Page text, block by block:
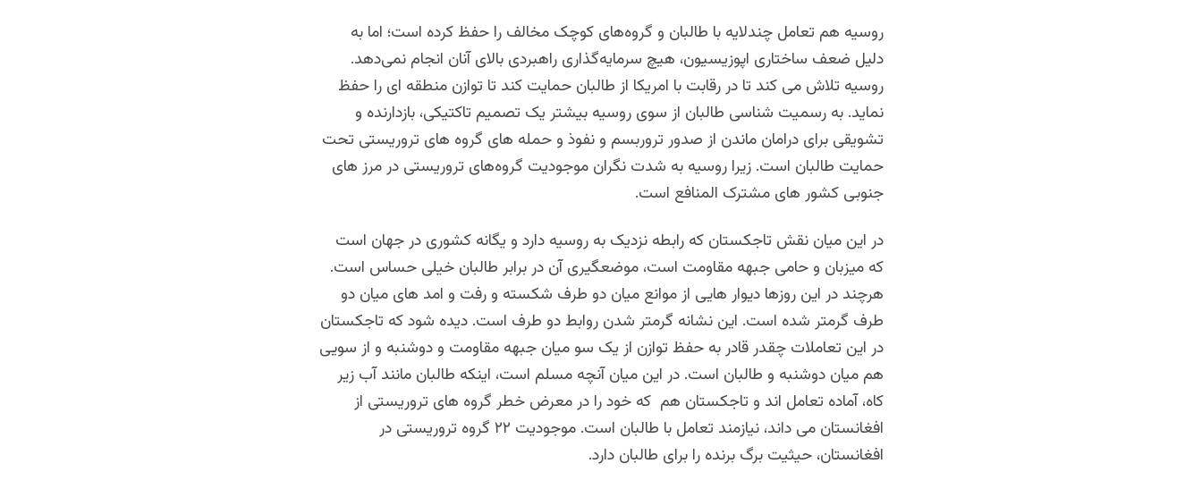
روسیه هم تعامل چندلایه با طالبان و گروه‌های کوچک مخالف را حفظ کرده است؛ اما به
دلیل ضعف ساختاری اپوزیسیون، هیچ سرمایه‌گذاری راهبردی بالای آنان انجام نمی‌دهد.
روسیه تلاش می کند تا در رقابت با امریکا از طالبان حمایت کند تا توازن منطقه ای را حفظ
نماید. به رسمیت شناسی طالبان از سوی روسیه بیشتر یک تصمیم تاکتیکی، بازدارنده و
تشویقی برای درامان ماندن از صدور تروربسم و‌ نفوذ و حمله های گروه های تروریستی تحت
حمایت طالبان است. زیرا روسیه به شدت نگران موجودیت گروه‌های تروریستی در مرز های
جنوبی کشور های مشترک المنافع است.
در این میان نقش تاجکستان که رابطه نزدیک به روسیه دارد و یگانه کشوری در جهان است
که میزبان و حامی جبهه مقاومت است، موضعگیری آن در برابر طالبان خیلی حساس است.
هرچند در این روزها دیوار هایی از موانع میان دو طرف شکسته و رفت و امد های میان دو
طرف گرمتر شده است. این نشانه گرمتر شدن روابط دو طرف است. دیده شود که تاجکستان
در این تعاملات چقدر قادر به حفظ توازن از یک سو میان جبهه مقاومت و دوشنبه و از سویی
هم میان دوشنبه و طالبان است. در این میان آنچه مسلم است، اینکه طالبان مانند آب زیر
کاه، آماده تعامل اند و تاجکستان هم که خود را در معرض خطر گروه های تروریستی از
افغانستان می داند، نیازمند تعامل با طالبان است. موجودیت ۲۲ گروه تروریستی در
افغانستان، حیثیت برگ برنده را برای طالبان دارد.